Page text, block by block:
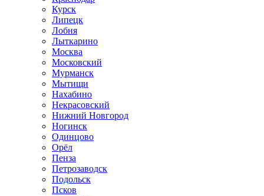
Курск
Липецк
Лобня
Лыткарино
Москва
Московский
Мурманск
Мытищи
Нахабино
Некрасовский
Нижний Новгород
Ногинск
Одинцово
Орёл
Пенза
Петрозаводск
Подольск
Псков